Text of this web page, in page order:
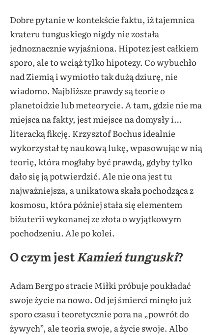
Dobre pytanie w kontekście faktu, iż tajemnica
krateru tunguskiego nigdy nie została
jednoznacznie wyjaśniona. Hipotez jest całkiem
sporo, ale to wciąż tylko hipotezy. Co wybuchło
nad Ziemią i wymiotło tak dużą dziurę, nie
wiadomo. Najbliższe prawdy są teorie o
planetoidzie lub meteorycie. A tam, gdzie nie ma
miejsca na fakty, jest miejsce na domysły i…
literacką fikcję. Krzysztof Bochus idealnie
wykorzystał tę naukową lukę, wpasowując w nią
teorię, która mogłaby być prawdą, gdyby tylko
dało się ją potwierdzić. Ale nie ona jest tu
najważniejsza, a unikatowa skała pochodząca z
kosmosu, która później stała się elementem
biżuterii wykonanej ze złota o wyjątkowym
pochodzeniu. Ale po kolei.
O czym jestKamień tunguski?
Adam Berg po stracie Miłki próbuje poukładać
swoje życie na nowo. Od jej śmierci minęło już
sporo czasu i teoretycznie pora na „powrót do
żywych”, ale teoria swoje, a życie swoje. Albo